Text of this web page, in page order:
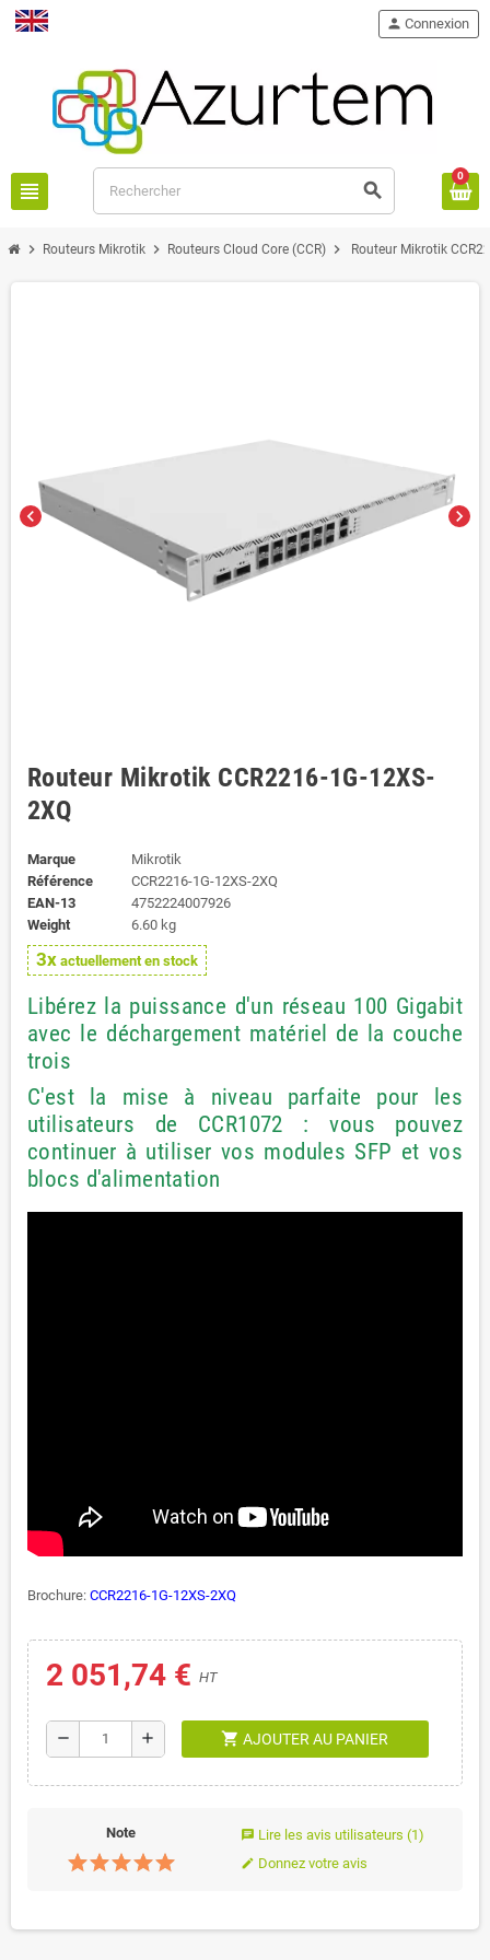
view_headline search
English person Connexion
0
chevron_right Routeurs Mikrotik chevron_right Routeurs Cloud Core (CCR) chevron_right Routeur Mikrotik
chevron_left chevron_right
Routeur Mikrotik CCR2216-1G-12XS-
2XQ
Marque
Mikrotik
Référence
CCR2216-1G-12XS-2XQ
EAN-13
4752224007926
Weight
6.60 kg
3x actuellement en stock
Libérez la puissance d'un réseau 100 Gigabit
avec le déchargement matériel de la couche
trois
C'est la mise à niveau parfaite pour les
utilisateurs de CCR1072 : vous pouvez
continuer à utiliser vos modules SFP et vos
blocs d'alimentation
Brochure: CCR2216-1G-12XS-2XQ
2 051,74 € HT
remove add shopping_cart AJOUTER AU PANIER
Note chat Lire les avis utilisateurs (1)
edit Donnez votre avis